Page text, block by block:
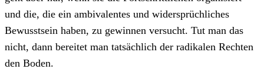
und die, die ein ambivalentes und widersprüchliches
Bewusstsein haben, zu gewinnen versucht. Tut man das
nicht, dann bereitet man tatsächlich der radikalen Rechten
den Boden.